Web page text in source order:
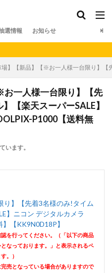
選情報 お知らせ
場】【新品】【※お一人様一台限り】
お一人様一台限り】【先
【楽天スーパーSALE】
P1000【送料無
います。
り】【先着3名様のみ!タイム
】ニコン デジタルカメラ
【KK9N0D18P】
を行ってください。（「以下の商品
なっております。」と表示されるペ
。）
売となっている場合がありますので